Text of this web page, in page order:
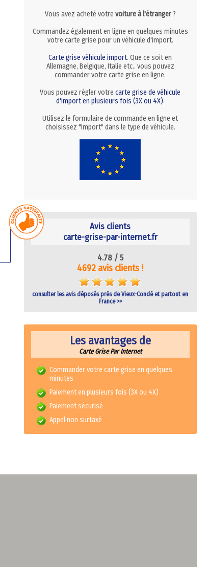
Vous avez acheté votre voiture à l'étranger?
Commandez également en ligne en quelques minutes
votre carte grise pour un véhicule d'import.
Carte grise véhicule import. Que ce soit en
Allemagne, Belgique, Italie etc.. vous pouvez
commander votre carte grise en ligne.
Vous pouvez régler votrecarte grise de véhicule
d'import en plusieurs fois (3X ou 4X).
Utilisez le formulaire de commande en ligne et
choisissez "Import" dans le type de véhicule.
Avis clients
carte-grise-par-internet.fr
4.78 / 5
4692 avis clients !
consulter les avis déposés près de Vieux-Condé et partout en
France >>
Les avantages de
Carte Grise Par Internet
Commander votre carte grise en quelques
minutes
Paiement en plusieurs fois (3X ou 4X)
Paiement sécurisé
Appel non surtaxé